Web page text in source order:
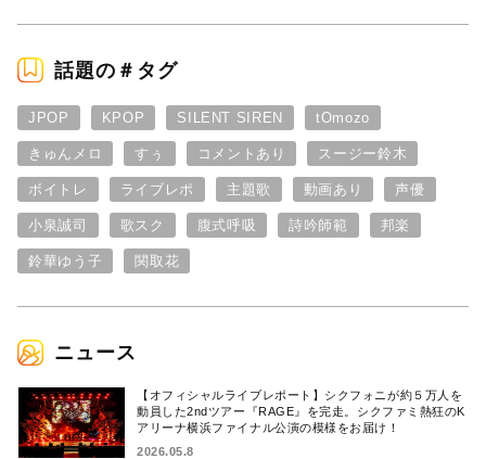
話題の＃タグ
JPOP KPOP SILENT SIREN tOmozo
きゅんメロ すぅ コメントあり スージー鈴木
ボイトレ ライブレポ 主題歌 動画あり 声優
小泉誠司 歌スク 腹式呼吸 詩吟師範 邦楽
鈴華ゆう子 関取花
ニュース
【オフィシャルライブレポート】シクフォニが約５万人を
動員した2ndツアー『RAGE』を完走。シクファミ熱狂のK
アリーナ横浜ファイナル公演の模様をお届け！
2026.05.8